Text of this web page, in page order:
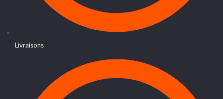
Livraisons